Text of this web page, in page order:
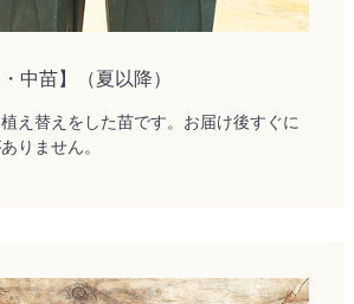
中苗】（夏以降）
え替えをした苗です。お届け後すぐに
りません。